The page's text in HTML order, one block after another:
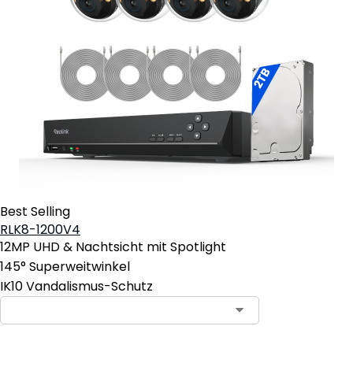
Best Selling
RLK8-1200V4
12MP UHD & Nachtsicht mit Spotlight
145° Superweitwinkel
IK10 Vandalismus-Schutz